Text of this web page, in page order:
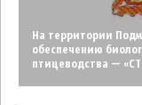
На территории
обеспечению
птицеводства —